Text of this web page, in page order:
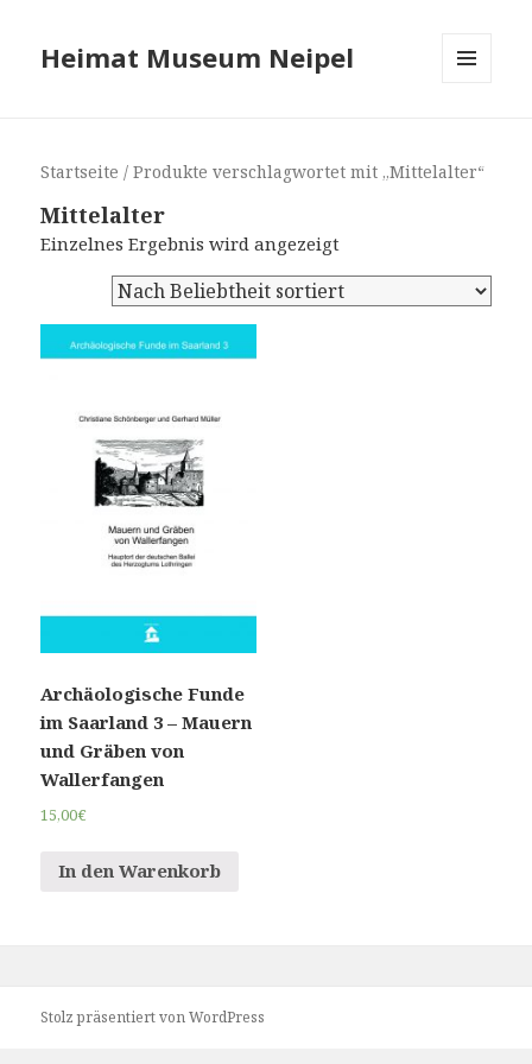
Heimat Museum Neipel
Startseite / Produkte verschlagwortet mit „Mittelalter“
Mittelalter
Einzelnes Ergebnis wird angezeigt
Archäologische Funde
im Saarland 3 – Mauern
und Gräben von
Wallerfangen
15,00€
In den Warenkorb
Stolz präsentiert von WordPress